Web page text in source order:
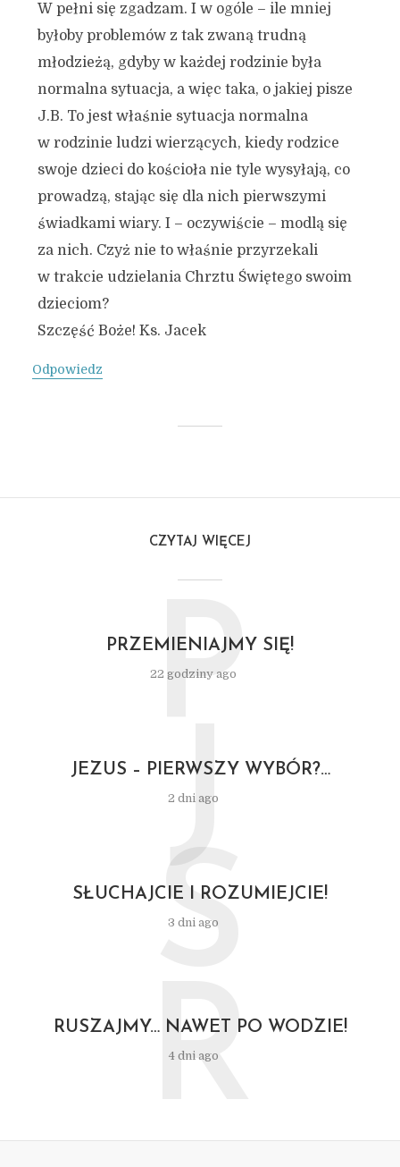
W pełni się zgadzam. I w ogóle – ile mniej
byłoby problemów z tak zwaną trudną
młodzieżą, gdyby w każdej rodzinie była
normalna sytuacja, a więc taka, o jakiej pisze
J.B. To jest właśnie sytuacja normalna
w rodzinie ludzi wierzących, kiedy rodzice
swoje dzieci do kościoła nie tyle wysyłają, co
prowadzą, stając się dla nich pierwszymi
świadkami wiary. I – oczywiście – modlą się
za nich. Czyż nie to właśnie przyrzekali
w trakcie udzielania Chrztu Świętego swoim
dzieciom?
Szczęść Boże! Ks. Jacek
Odpowiedz
CZYTAJ WIĘCEJ
PRZEMIENIAJMY SIĘ!
22 godziny ago
P
JEZUS – PIERWSZY WYBÓR?…
2 dni ago
J
SŁUCHAJCIE I ROZUMIEJCIE!
3 dni ago
S
RUSZAJMY… NAWET PO WODZIE!
4 dni ago
R